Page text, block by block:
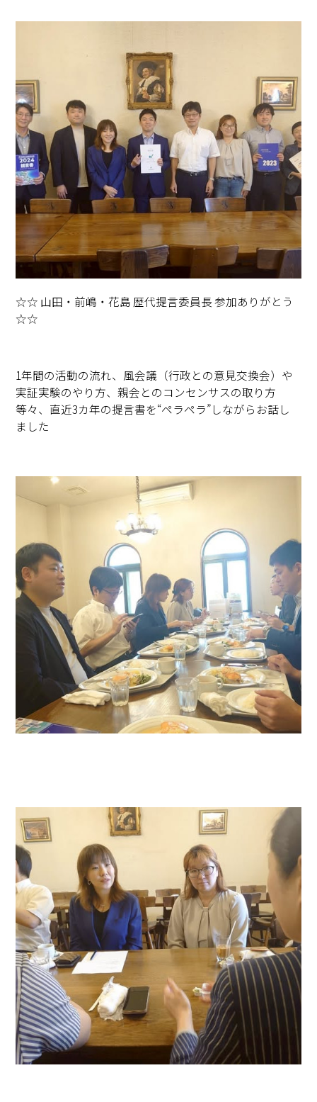
☆☆ 山田・前嶋・花島 歴代提言委員長 参加ありがとう
☆☆
1年間の活動の流れ、風会議（行政との意見交換会）や
実証実験のやり方、親会とのコンセンサスの取り方
等々、直近3カ年の提言書を“ペラペラ”しながらお話し
ました